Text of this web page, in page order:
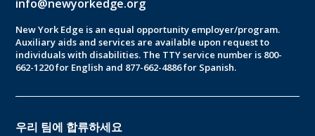
info@newyorkedge.org
New York Edge is an equal opportunity employer/program.
Auxiliary aids and services are available upon request to
individuals with disabilities. The TTY service number is 800-
662-1220 for English and 877-662-4886 for Spanish.
우리 팀에 합류하세요